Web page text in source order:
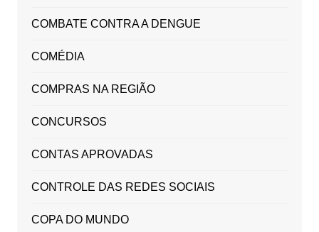
COMBATE CONTRA A DENGUE
COMÉDIA
COMPRAS NA REGIÃO
CONCURSOS
CONTAS APROVADAS
CONTROLE DAS REDES SOCIAIS
COPA DO MUNDO